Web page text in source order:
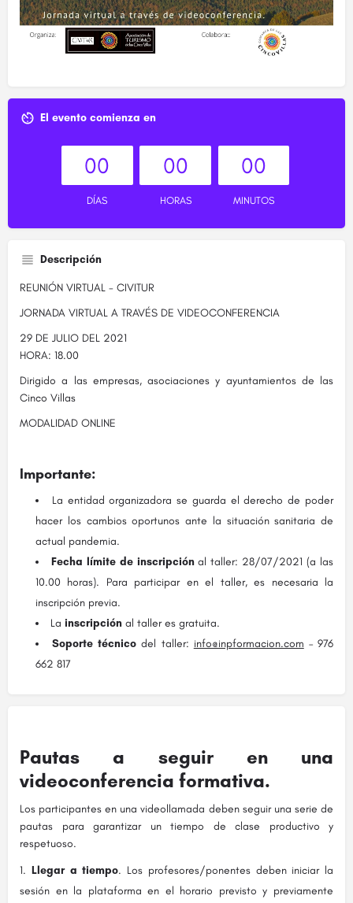
El evento comienza en
00
DÍAS
00
HORAS
00
MINUTOS
Descripción
REUNIÓN VIRTUAL - CIVITUR
JORNADA VIRTUAL A TRAVÉS DE VIDEOCONFERENCIA
29 DE JULIO DEL 2021
HORA: 18.00
Dirigido a las empresas, asociaciones y ayuntamientos de las
Cinco Villas
MODALIDAD ONLINE
Importante:
La entidad organizadora se guarda el derecho de poder
hacer los cambios oportunos ante la situación sanitaria de
actual pandemia.
Fecha límite de inscripciónal taller: 28/07/2021 (a las
10.00 horas). Para participar en el taller, es necesaria la
inscripción previa.
La inscripción al taller es gratuita.
Soporte técnico del taller: info@inpformacion.com – 976
662 817
Pautas a seguir en una
videoconferencia formativa.
Los participantes en una videollamada deben seguir una serie de
pautas para garantizar un tiempo de clase productivo y
respetuoso.
Llegar a tiempo. Los profesores/ponentes deben iniciar la
sesión en la plataforma en el horario previsto y previamente